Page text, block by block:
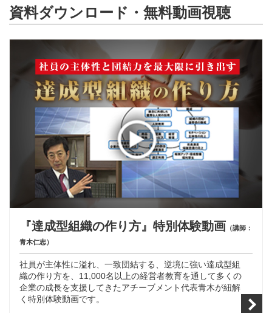
資料ダウンロード・無料動画視聴
『達成型組織の作り方』特別体験動画 （講師：
青木仁志）
社員が主体性に溢れ、一致団結する、逆境に強い達成型組
織の作り方を、11,000名以上の経営者教育を通して多くの
企業の成長を支援してきたアチーブメント代表青木が紐解
く特別体験動画です。